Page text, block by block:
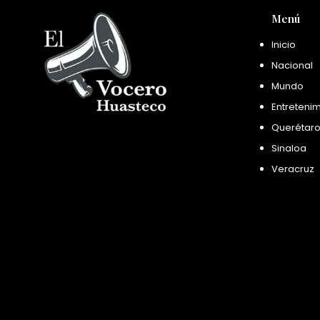
Menú
Inicio
Nacional
Mundo
Querétaro
Sinaloa
Veracruz